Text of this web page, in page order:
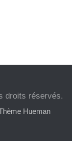
droits réservés.
Hueman